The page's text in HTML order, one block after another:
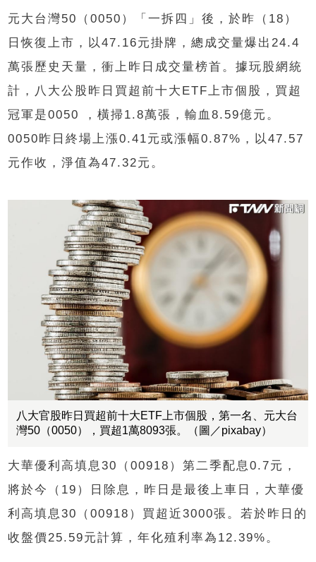
元大台灣50（0050）「一拆四」後，於昨（18）
日恢復上市，以47.16元掛牌，總成交量爆出24.4
萬張歷史天量，衝上昨日成交量榜首。據玩股網統
計，八大公股昨日買超前十大ETF上市個股，買超
冠軍是0050 ，橫掃1.8萬張，輸血8.59億元。
0050昨日終場上漲0.41元或漲幅0.87%，以47.57
元作收，淨值為47.32元。
八大官股昨日買超前十大ETF上市個股，第一名、元大台
灣50（0050），買超1萬8093張。（圖／pixabay）
大華優利高填息30（00918）第二季配息0.7元，
將於今（19）日除息，昨日是最後上車日，大華優
利高填息30（00918）買超近3000張。若於昨日的
收盤價25.59元計算，年化殖利率為12.39%。